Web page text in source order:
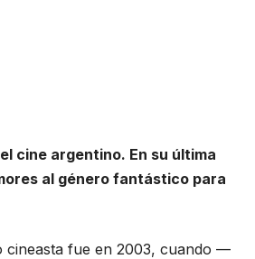
cine argentino. En su última
al género fantástico para
cineasta fue en 2003, cuando —